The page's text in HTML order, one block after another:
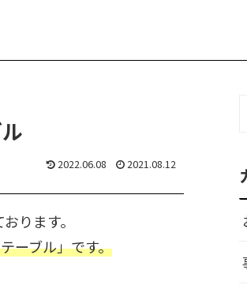
2022.06.08 2021.08.12
ります。
ーブル」です。